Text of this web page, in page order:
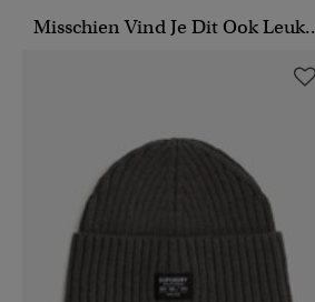
Misschien Vind Je Dit Ook Leuk..